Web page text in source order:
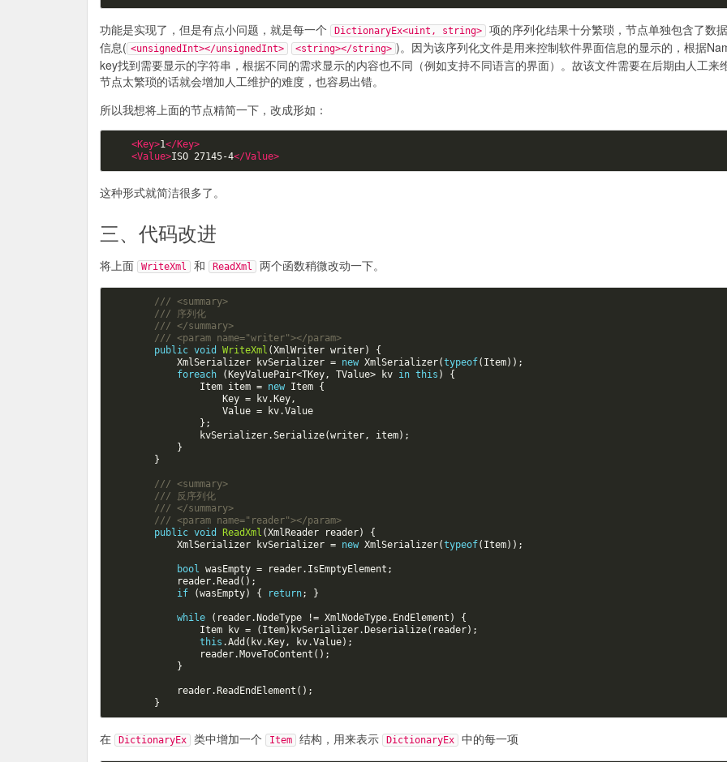
功能是实现了，但是有点小问题，就是每一个 DictionaryEx<uint, string>
项的序列化结果十分繁琐，节点单独包含了数
信息( <unsignedInt></unsignedInt> <string></string> )。因为该序列化文件是用来控制软件界面信息的显示的，根据
key找到需要显示的字符串，根据不同的需求显示的内容也不同（例如支持不同语言的界面）。故该文件需要在后期由人工来
节点太繁琐的话就会增加人工维护的难度，也容易出错。
所以我想将上面的节点精简一下，改成形如：
<Key>1</Key>
<Value>ISO 27145-4</Value>
这种形式就简洁很多了。
三、代码改进
将上面 WriteXml 和 ReadXml 两个函数稍微改动一下。
/// <summary>
/// 序列化
/// </summary>
/// <param name="writer"></param>
public void WriteXml (XmlWriter writer)
{
XmlSerializer
kvSerializer = new XmlSerializer(typeof( Item));
foreach
( KeyValuePair<TKey, TValue> kv in this )
{
Item item = new Item {
Key = kv. Key,
Value = kv.Value
};
kvSerializer.Serialize(writer, item);
}
}
/// <summary>
/// 反序列化
/// </summary>
/// <param name="reader"></param>
public void ReadXml (XmlReader reader)
{
XmlSerializer
kvSerializer = new XmlSerializer(typeof( Item));
bool wasEmpty = reader. IsEmptyElement ;
reader. Read ();
if
(wasEmpty) { return; }
while ( reader. NodeType != XmlNodeType. EndElement )
{
Item
kv = ( Item) kvSerializer. Deserialize( reader);
this .Add ( kv. Key, kv.Value);
reader. MoveToContent ();
}
reader. ReadEndElement ();
}
在 DictionaryEx 类中增加一个 Item 结构，用来表示 DictionaryEx 中的每一项